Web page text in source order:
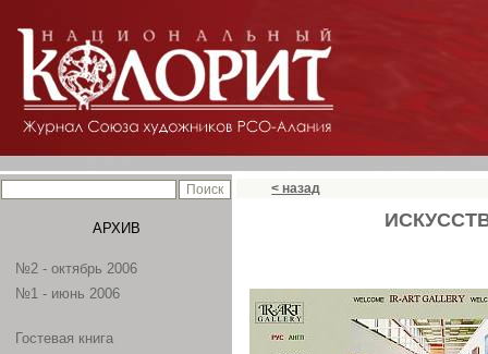
АРХИВ
№2 - октябрь 2006
№1 - июнь 2006
Гостевая книга
< назад